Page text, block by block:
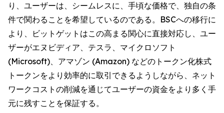
り、ユーザーは、シームレスに、手頃な価格で、独自の条
件で関わることを希望しているのである。BSCへの移行に
より、ビットゲットはこの高まる関心に直接対応し、ユー
ザーがエヌビディア、テスラ、マイクロソフト
(Microsoft)、アマゾン (Amazon) などのトークン化株式
トークンをより効率的に取引できるようしながら、ネット
ワークコストの削減を通じてユーザーの資金をより多く手
元に残すことを保証する。